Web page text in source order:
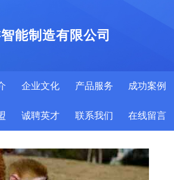
能制造有限公司
企业文化 产品服务 成功案例
诚聘英才 联系我们 在线留言